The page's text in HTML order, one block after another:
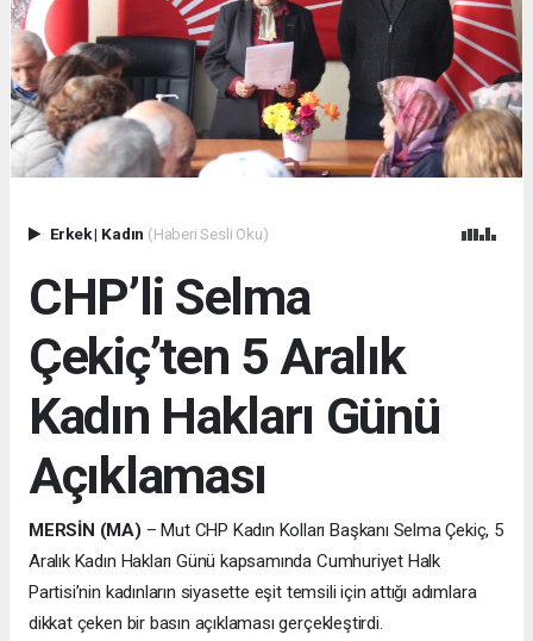
Erkek| Kadın (Haberi Sesli Oku)
CHP’li Selma
Çekiç’ten 5 Aralık
Kadın Hakları Günü
Açıklaması
MERSİN (MA) – Mut CHP Kadın Kolları Başkanı Selma Çekiç, 5
Aralık Kadın Hakları Günü kapsamında Cumhuriyet Halk
Partisi’nin kadınların siyasette eşit temsili için attığı adımlara
dikkat çeken bir basın açıklaması gerçekleştirdi.